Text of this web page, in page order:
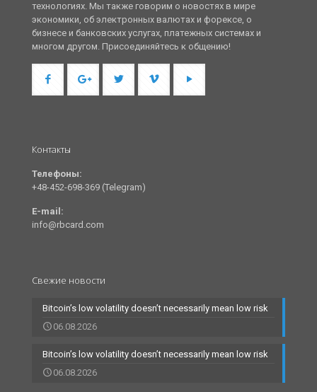
технологиях. Мы также говорим о новостях в мире
экономики, об электронных валютах и форексе, о
бизнесе и банковских услугах, платежных системах и
многом другом. Присоединяйтесь к общению!
Контакты
Телефоны:
+48-452-698-369 (Telegram)
E-mail:
info@rbcard.com
Свежие новости
Bitcoin’s low volatility doesn’t necessarily mean low risk
06.08.2026
Bitcoin’s low volatility doesn’t necessarily mean low risk
06.08.2026